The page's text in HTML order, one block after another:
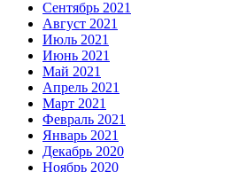
Сентябрь 2021
Август 2021
Июль 2021
Июнь 2021
Май 2021
Апрель 2021
Март 2021
Февраль 2021
Январь 2021
Декабрь 2020
Ноябрь 2020